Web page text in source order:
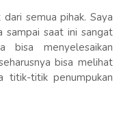
semua pihak. Saya
sampai saat ini sangat
bisa menyelesaikan
bisa melihat
titik-titik penumpukan